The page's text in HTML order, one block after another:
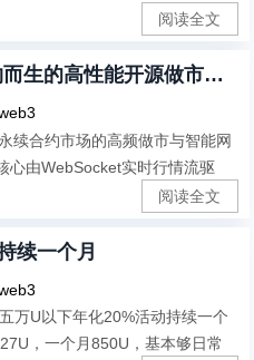
阅读全文
OpenSQT：专为永续合约而生的高性能开源做市系统
续合约市场的高频做市与智能网
心由WebSocket实时行情流驱
阅读全文
续一个月
万U以下年化20%活动持续一个
，一个月850U，基本够日常